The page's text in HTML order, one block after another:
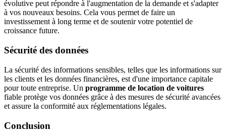
évolutive peut répondre à l'augmentation de la demande et s'adapter
à vos nouveaux besoins. Cela vous permet de faire un
investissement à long terme et de soutenir votre potentiel de
croissance future.
Sécurité des données
La sécurité des informations sensibles, telles que les informations sur
les clients et les données financières, est d'une importance capitale
pour toute entreprise. Un programme de location de voitures
fiable protège vos données grâce à des mesures de sécurité avancées
et assure la conformité aux réglementations légales.
Conclusion